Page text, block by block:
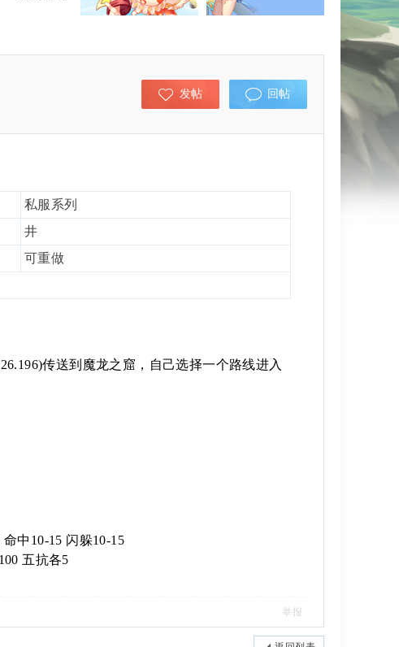
发帖 回帖
私服系列
井
可重做
传送到魔龙之窟，自己选择一个路线进入
中10-15 闪躲10-15
五抗各5
举报